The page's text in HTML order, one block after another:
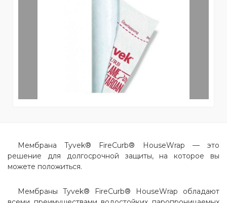
Мембрана Tyvek® FireCurb® HouseWrap — это
решение для долгосрочной защиты, на которое вы
можете положиться.
Мембраны Tyvek® FireCurb® HouseWrap обладают